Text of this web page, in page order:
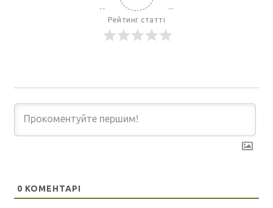
Рейтинг статті
0 КОМЕНТАРІ